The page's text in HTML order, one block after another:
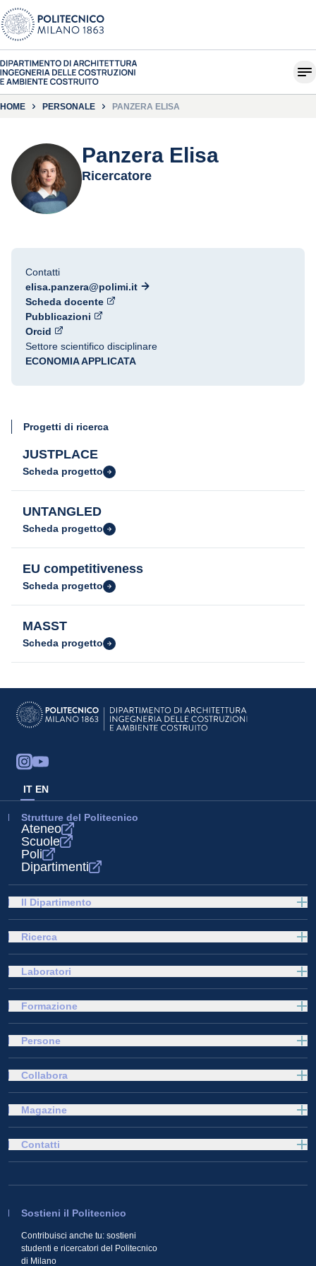
HOME PERSONALE PANZERA ELISA
Panzera Elisa
Ricercatore
Contatti
elisa.panzera@polimi.it
Scheda docente
Pubblicazioni
Orcid
Settore scientifico disciplinare
ECONOMIA APPLICATA
Progetti di ricerca
JUSTPLACE
Scheda progetto
UNTANGLED
Scheda progetto
EU competitiveness
Scheda progetto
MASST
Scheda progetto
IT EN
Strutture del Politecnico
Ateneo
Scuole
Poli
Dipartimenti
Il Dipartimento
Ricerca
Laboratori
Formazione
Persone
Collabora
Magazine
Sostieni il Politecnico
Contribuisci anche tu: sostieni
studenti e ricercatori del Politecnico
di Milano
Contatti